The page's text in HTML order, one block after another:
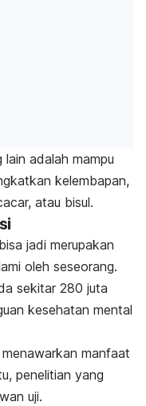
adalah mampu
kelembapan,
atau bisul.
jadi merupakan
oleh seseorang.
sekitar 280 juta
kesehatan mental
manfaat
penelitian yang
uji.